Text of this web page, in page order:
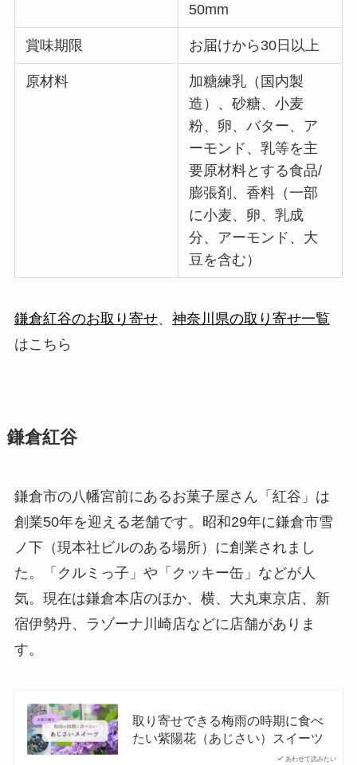
50mm
賞味期限 お届けから30日以上
原材料
加糖練乳（国内製
造）、砂糖、小麦
粉、卵、バター、ア
ーモンド、乳等を主
要原材料とする食品/
膨張剤、香料（一部
に小麦、卵、乳成
分、アーモンド、大
豆を含む）
鎌倉紅谷のお取り寄せ、 神奈川県の取り寄せ一覧
はこちら
鎌倉紅谷
鎌倉市の八幡宮前にあるお菓子屋さん「紅谷」は
創業50年を迎える老舗です。昭和29年に鎌倉市雪
ノ下（現本社ビルのある場所）に創業されまし
た。「クルミっ子」や「クッキー缶」などが人
気。現在は鎌倉本店のほか、横、大丸東京店、新
宿伊勢丹、ラゾーナ川崎店などに店舗がありま
す。
あわせて読みたい
取り寄せできる梅雨の時期に食べ
たい紫陽花（あじさい）スイーツ